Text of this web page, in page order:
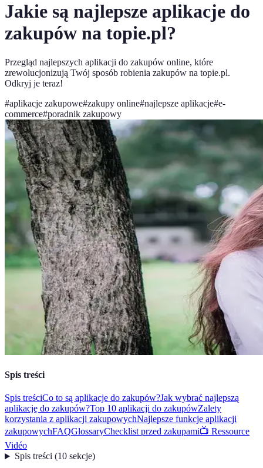
Jakie są najlepsze aplikacje do
zakupów na topie.pl?
Przegląd najlepszych aplikacji do zakupów online, które
zrewolucjonizują Twój sposób robienia zakupów na topie.pl.
Odkryj je teraz!
#aplikacje zakupowe#zakupy online#najlepsze aplikacje#e-
commerce#poradnik zakupowy
Spis treści
Spis treściCo to są aplikacje do zakupów?Jak wybrać najlepszą
aplikację do zakupów?Top 10 aplikacji do zakupówZalety
korzystania z aplikacji zakupowychNajlepsze funkcje aplikacji
zakupowychFAQGlossaryChecklist przed zakupami📺 Ressource
Vidéo
Spis treści(10 sekcje)